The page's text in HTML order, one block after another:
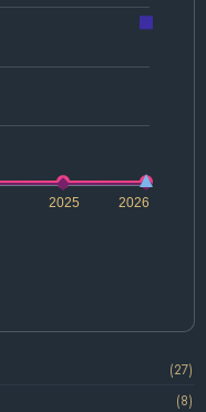
2026
2025
(27)
(8)